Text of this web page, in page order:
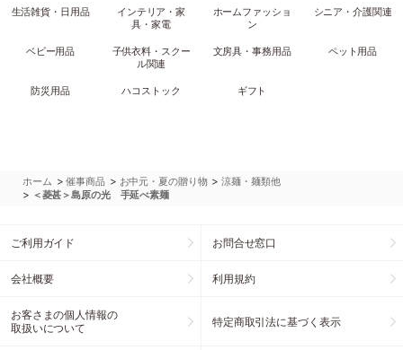
生活雑貨・日用品
インテリア・家
具・家電
ホームファッショ
ン
シニア・介護関連
ベビー用品
子供衣料・スクー
ル関連
文房具・事務用品 ペット用品
防災用品 ハコストック ギフト
ホーム >催事商品 > お中元・夏の贈り物 >涼麺・麺類他
> ＜菱甚＞島原の光 手延べ素麺
ご利用ガイド お問合せ窓口
会社概要 利用規約
お客さまの個人情報の
取扱いについて
特定商取引法に基づく表示